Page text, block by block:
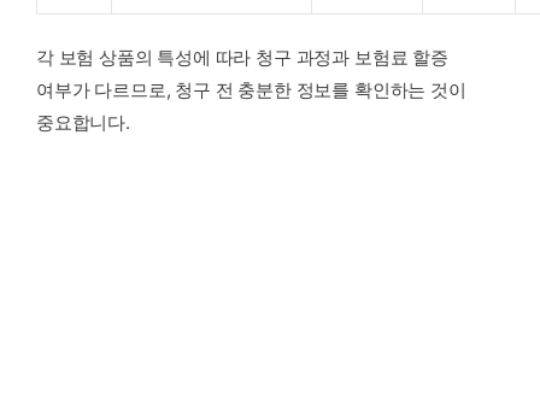
각 보험 상품의 특성에 따라 청구 과정과 보험료 할증
여부가 다르므로, 청구 전 충분한 정보를 확인하는 것이
중요합니다.